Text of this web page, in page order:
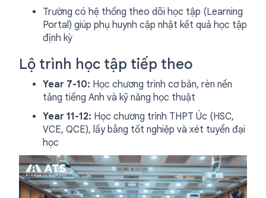
Trường có hệ thống theo dõi học tập (Learning
Portal) giúp phụ huynh cập nhật kết quả học tập
định kỳ
Lộ trình học tập tiếp theo
Year 7-10: Học chương trình cơ bản, rèn nền
tảng tiếng Anh và kỹ năng học thuật
Year 11-12: Học chương trình THPT Úc (HSC,
VCE, QCE), lấy bằng tốt nghiệp và xét tuyển đại
học